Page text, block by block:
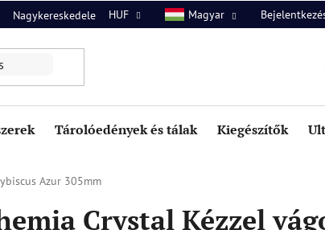
Nagykereskedelem Rólunk Kapcsolat
HUF Magyar
Tárolóedények és tálak Kiegészítők
Azur 305mm
Crystal Kézzel